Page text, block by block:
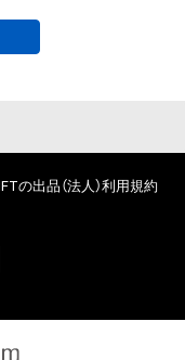
の出品（法人）利用規約